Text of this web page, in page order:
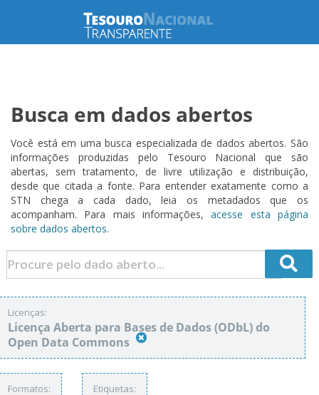
Busca em dados abertos
Você está em uma busca especializada de dados abertos. São
informações produzidas pelo Tesouro Nacional que são
abertas, sem tratamento, de livre utilização e distribuição,
desde que citada a fonte. Para entender exatamente como a
STN chega a cada dado, leia os metadados que os
acompanham. Para mais informações,acesse esta página
sobre dados abertos.
Licenças:
Licença Aberta para Bases de Dados (ODbL) do
Open Data Commons
Formatos: Etiquetas: